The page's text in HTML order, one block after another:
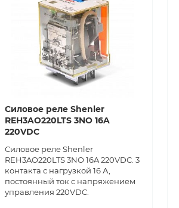
Силовое реле Shenler
REH3AO220LTS 3NO 16A
220VDC
Силовое реле Shenler
REH3AO220LTS 3NO 16A 220VDC. 3
контакта с нагрузкой 16 А,
постоянный ток с напряжением
управления 220VDC.